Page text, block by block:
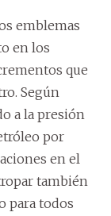
emblemas
en los
que
Según
a la presión
por
en el
también
para todos